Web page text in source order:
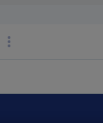
KOLUMNE